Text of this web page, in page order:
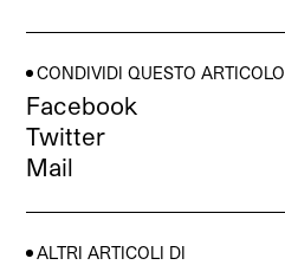
CONDIVIDI QUESTO ARTICOLO
Facebook
Twitter
Mail
ALTRI ARTICOLI DI